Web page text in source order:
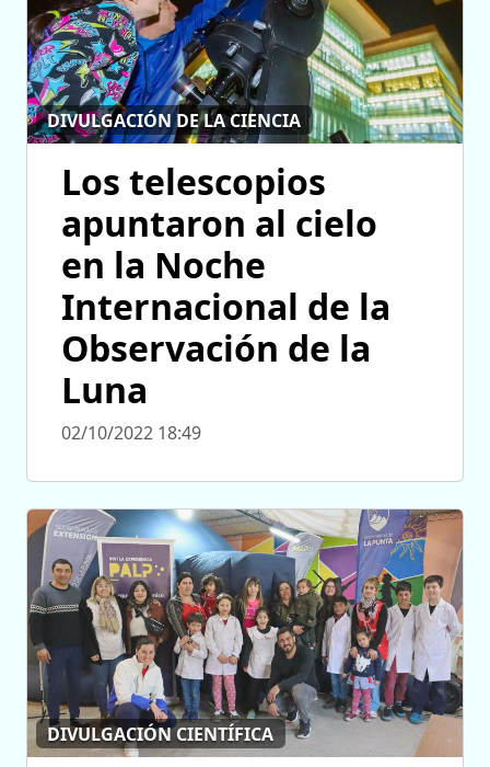
DIVULGACIÓN DE LA CIENCIA
Los telescopios
apuntaron al cielo
en la Noche
Internacional de la
Observación de la
Luna
02/10/2022 18:49
DIVULGACIÓN CIENTÍFICA